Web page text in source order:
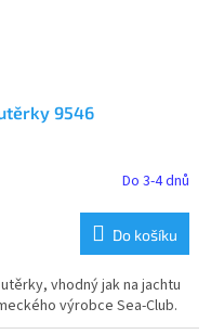
9546
Do 3-4 dnů
Do košíku
vhodný jak na jachtu
výrobce Sea-Club.